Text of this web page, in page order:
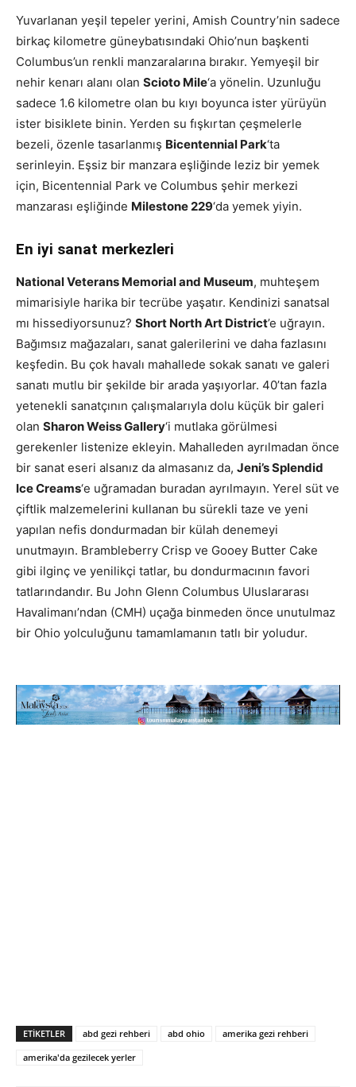
Yuvarlanan yeşil tepeler yerini, Amish Country’nin sadece
birkaç kilometre güneybatısındaki Ohio’nun başkenti
Columbus’un renkli manzaralarına bırakır. Yemyeşil bir
nehir kenarı alanı olan Scioto Mile‘a yönelin. Uzunluğu
sadece 1.6 kilometre olan bu kıyı boyunca ister yürüyün
ister bisiklete binin. Yerden su fışkırtan çeşmelerle
bezeli, özenle tasarlanmış Bicentennial Park‘ta
serinleyin. Eşsiz bir manzara eşliğinde leziz bir yemek
için, Bicentennial Park ve Columbus şehir merkezi
manzarası eşliğinde Milestone 229‘da yemek yiyin.
En iyi sanat merkezleri
National Veterans Memorial and Museum, muhteşem
mimarisiyle harika bir tecrübe yaşatır. Kendinizi sanatsal
mı hissediyorsunuz? Short North Art District’e uğrayın.
Bağımsız mağazaları, sanat galerilerini ve daha fazlasını
keşfedin. Bu çok havalı mahallede sokak sanatı ve galeri
sanatı mutlu bir şekilde bir arada yaşıyorlar. 40’tan fazla
yetenekli sanatçının çalışmalarıyla dolu küçük bir galeri
olan Sharon Weiss Gallery‘i mutlaka görülmesi
gerekenler listenize ekleyin. Mahalleden ayrılmadan önce
bir sanat eseri alsanız da almasanız da, Jeni’s Splendid
Ice Creams‘e uğramadan buradan ayrılmayın. Yerel süt ve
çiftlik malzemelerini kullanan bu sürekli taze ve yeni
yapılan nefis dondurmadan bir külah denemeyi
unutmayın. Brambleberry Crisp ve Gooey Butter Cake
gibi ilginç ve yenilikçi tatlar, bu dondurmacının favori
tatlarındandır. Bu John Glenn Columbus Uluslararası
Havalimanı’ndan (CMH) uçağa binmeden önce unutulmaz
bir Ohio yolculuğunu tamamlamanın tatlı bir yoludur.
ETIKETLER abd gezi rehberi abd ohio
amerika gezi rehberi
amerika'da gezilecek yerler